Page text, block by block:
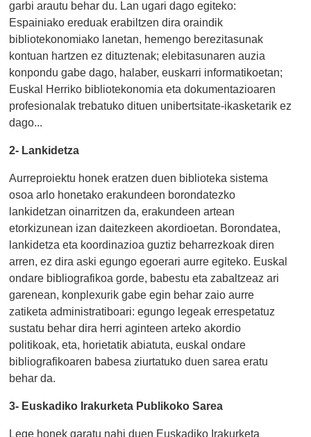
garbi arautu behar du. Lan ugari dago egiteko:
Espainiako ereduak erabiltzen dira oraindik
bibliotekonomiako lanetan, hemengo berezitasunak
kontuan hartzen ez dituztenak; elebitasunaren auzia
konpondu gabe dago, halaber, euskarri informatikoetan;
Euskal Herriko bibliotekonomia eta dokumentazioaren
profesionalak trebatuko dituen unibertsitate-ikasketarik ez
dago...
2- Lankidetza
Aurreproiektu honek eratzen duen biblioteka sistema
osoa arlo honetako erakundeen borondatezko
lankidetzan oinarritzen da, erakundeen artean
etorkizunean izan daitezkeen akordioetan. Borondatea,
lankidetza eta koordinazioa guztiz beharrezkoak diren
arren, ez dira aski egungo egoerari aurre egiteko. Euskal
ondare bibliografikoa gorde, babestu eta zabaltzeaz ari
garenean, konplexurik gabe egin behar zaio aurre
zatiketa administratiboari: egungo legeak errespetatuz
sustatu behar dira herri aginteen arteko akordio
politikoak, eta, horietatik abiatuta, euskal ondare
bibliografikoaren babesa ziurtatuko duen sarea eratu
behar da.
3- Euskadiko Irakurketa Publikoko Sarea
Lege honek garatu nahi duen Euskadiko Irakurketa